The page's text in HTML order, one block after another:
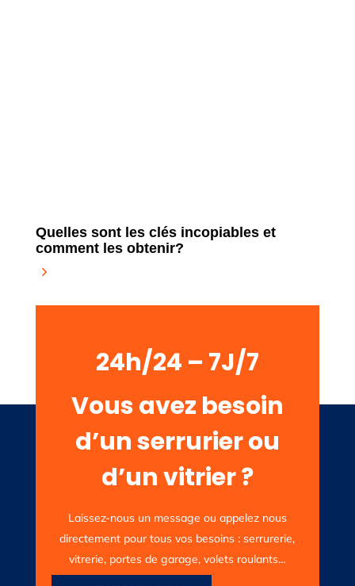
Quelles sont les clés incopiables et
comment les obtenir?
24h/24 – 7J/7
Vous avez besoin
d’un serrurier ou
d’un vitrier ?
Laissez-nous un message ou appelez nous
directement pour tous vos besoins : serrurerie,
vitrerie, portes de garage, volets roulants…